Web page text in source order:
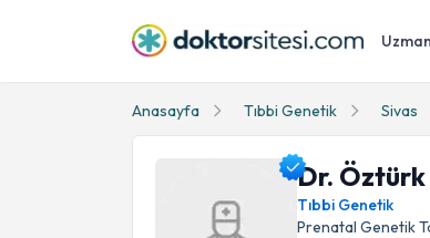
Anasayfa Tıbbi Genetik Sivas
Dr.
Tıbbi Genetik
Prenatal Genetik